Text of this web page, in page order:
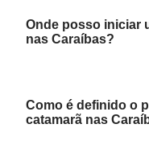
Onde posso iniciar
nas Caraíbas?
Como é definido o
catamarã nas